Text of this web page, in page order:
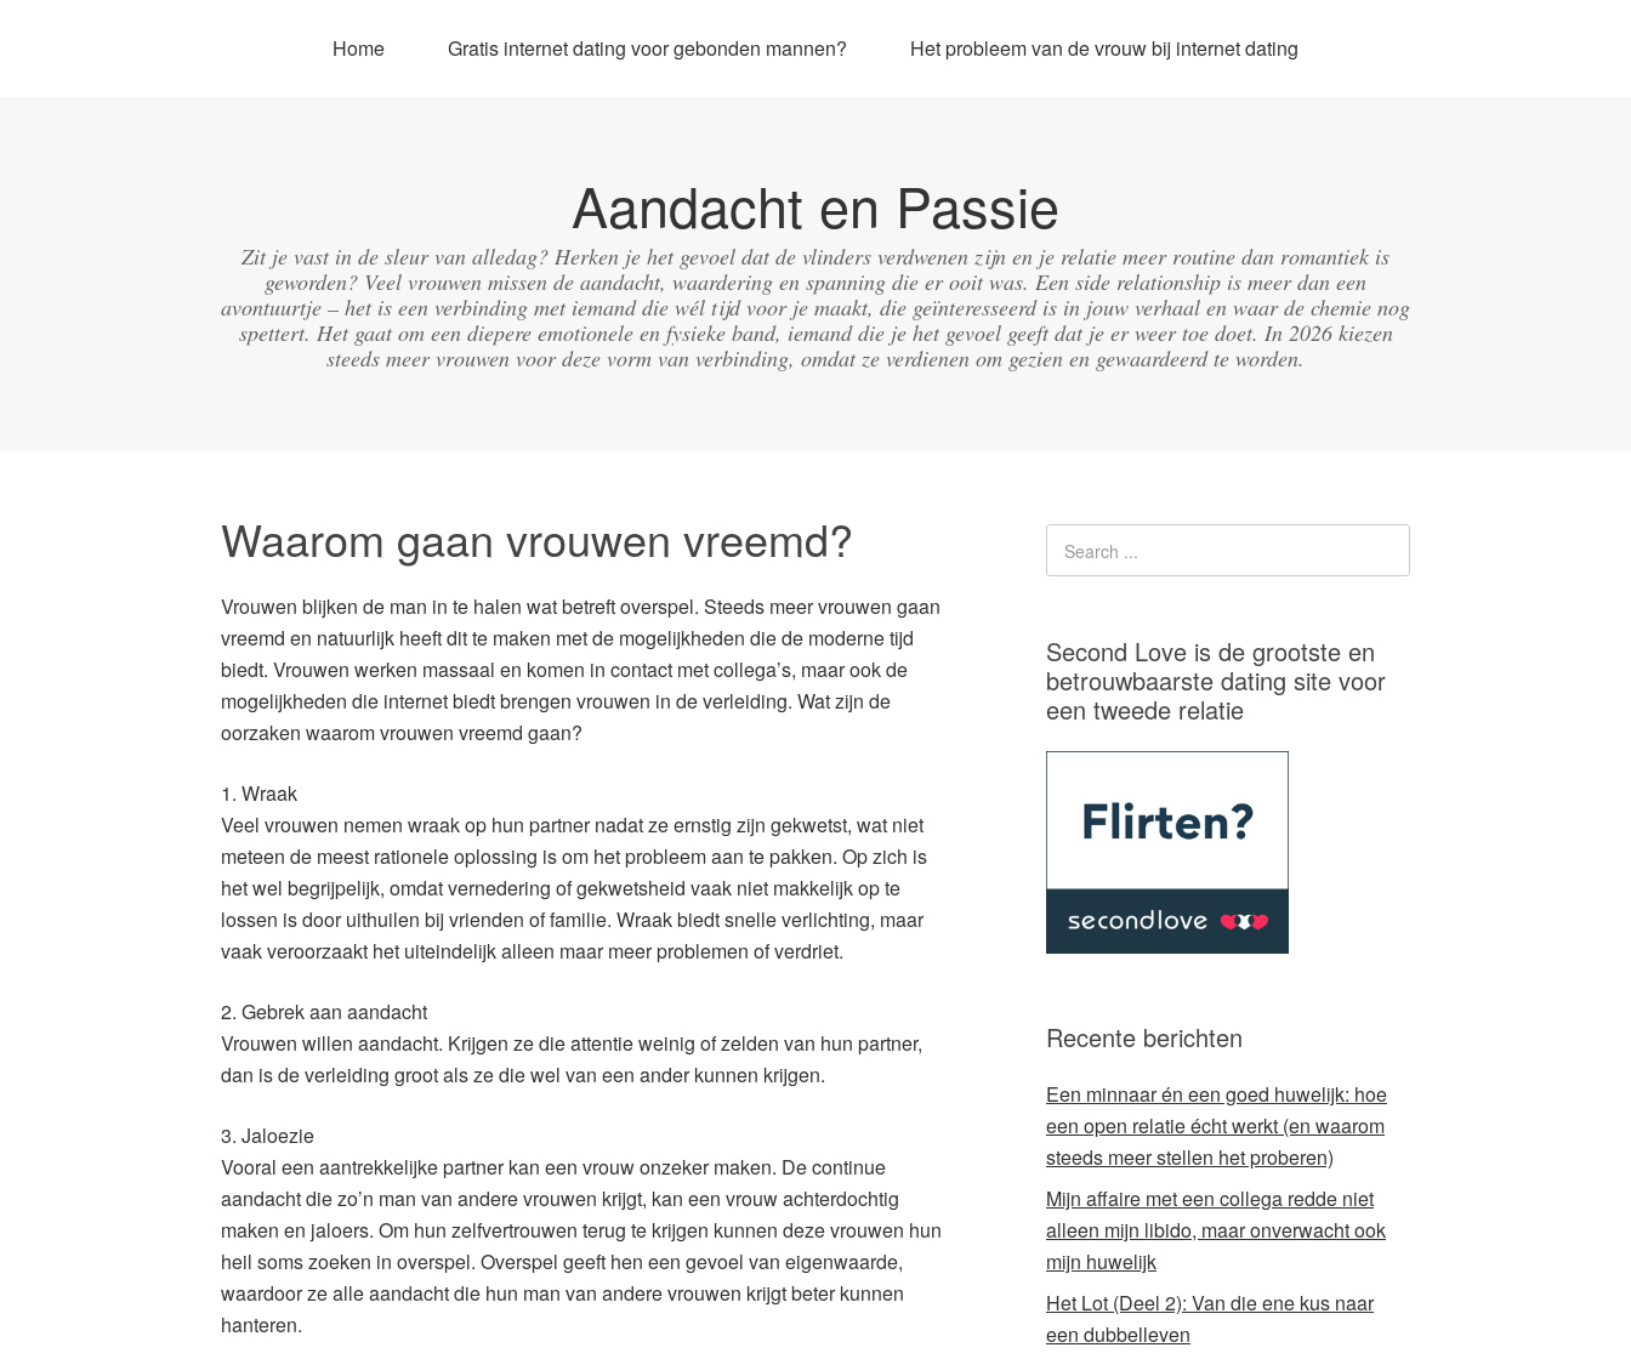
Home Gratis internet dating voor gebonden mannen? Het probleem van de vrouw bij internet dating
Aandacht en Passie
Zit je vast in de sleur van alledag? Herken je het gevoel dat de vlinders verdwenen zijn en je relatie meer routine dan romantiek is
geworden? Veel vrouwen missen de aandacht, waardering en spanning die er ooit was. Een side relationship is meer dan een
avontuurtje – het is een verbinding met iemand die wél tijd voor je maakt, die geïnteresseerd is in jouw verhaal en waar de chemie nog
spettert. Het gaat om een diepere emotionele en fysieke band, iemand die je het gevoel geeft dat je er weer toe doet. In 2026 kiezen
steeds meer vrouwen voor deze vorm van verbinding, omdat ze verdienen om gezien en gewaardeerd te worden.
Waarom gaan vrouwen vreemd?
Vrouwen blijken de man in te halen wat betreft overspel. Steeds meer vrouwen gaan
vreemd en natuurlijk heeft dit te maken met de mogelijkheden die de moderne tijd
biedt. Vrouwen werken massaal en komen in contact met collega’s, maar ook de
mogelijkheden die internet biedt brengen vrouwen in de verleiding. Wat zijn de
oorzaken waarom vrouwen vreemd gaan?
1. Wraak
Veel vrouwen nemen wraak op hun partner nadat ze ernstig zijn gekwetst, wat niet
meteen de meest rationele oplossing is om het probleem aan te pakken. Op zich is
het wel begrijpelijk, omdat vernedering of gekwetsheid vaak niet makkelijk op te
lossen is door uithuilen bij vrienden of familie. Wraak biedt snelle verlichting, maar
vaak veroorzaakt het uiteindelijk alleen maar meer problemen of verdriet.
2. Gebrek aan aandacht
Vrouwen willen aandacht. Krijgen ze die attentie weinig of zelden van hun partner,
dan is de verleiding groot als ze die wel van een ander kunnen krijgen.
3. Jaloezie
Vooral een aantrekkelijke partner kan een vrouw onzeker maken. De continue
aandacht die zo’n man van andere vrouwen krijgt, kan een vrouw achterdochtig
maken en jaloers. Om hun zelfvertrouwen terug te krijgen kunnen deze vrouwen hun
heil soms zoeken in overspel. Overspel geeft hen een gevoel van eigenwaarde,
waardoor ze alle aandacht die hun man van andere vrouwen krijgt beter kunnen
hanteren.
Second Love is de grootste en
betrouwbaarste dating site voor
een tweede relatie
Recente berichten
Een minnaar én een goed huwelijk: hoe
een open relatie écht werkt (en waarom
steeds meer stellen het proberen)
Mijn affaire met een collega redde niet
alleen mijn libido, maar onverwacht ook
mijn huwelijk
Het Lot (Deel 2): Van die ene kus naar
een dubbelleven